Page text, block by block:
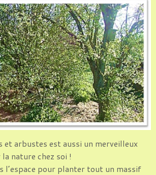
et arbustes est aussi un merveilleux
nature chez soi !
l’espace pour planter tout un massif